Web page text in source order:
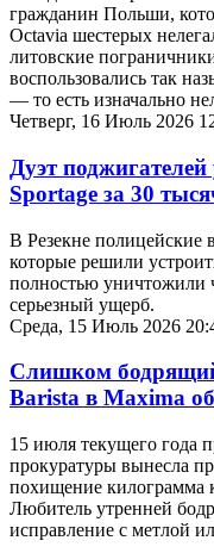
гражданин Польши,
Octavia шестерых
литовские
воспользовались так
— то есть изначально
Четверг, 16 Июль 2026
Дуэт
Sportage за 30
В Резекне полицейские
которые решили
полностью уничтожили
серьезный ущерб.
Среда, 15 Июль 2026
Слишком
Barista в Maxima
15 июля текущего года
прокуратуры вынесла
похищение килограмма
Любитель утренней
исправление с метлой